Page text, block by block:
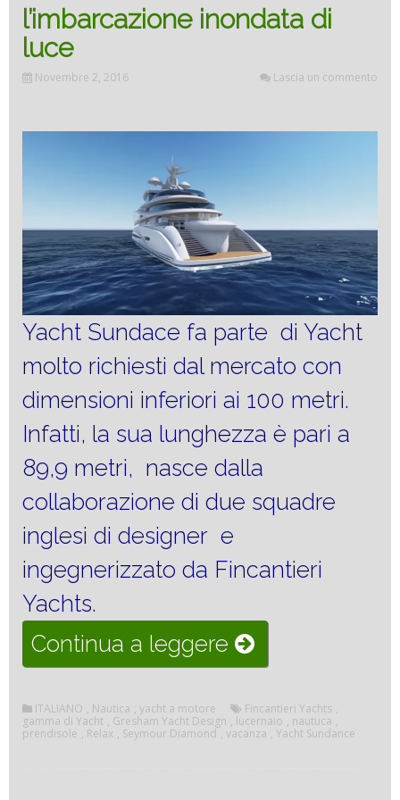
l’imbarcazione inondata di
luce
Novembre 2, 2016 Lascia un commento
Yacht Sundace fa parte di Yacht
molto richiesti dal mercato con
dimensioni inferiori ai 100 metri.
Infatti, la sua lunghezza è pari a
89,9 metri, nasce dalla
collaborazione di due squadre
inglesi di designer e
ingegnerizzato da Fincantieri
Yachts.
Continua a leggere “Yacht
Sundance
l’imbarcazione
inondata
ITALIANO , Nautica , yacht a motore Fincantieri Yachts ,
gamma di Yacht , Gresham Yacht Design , lucernaio , nautuca ,
prendisole , Relax , Seymour Diamond , vacanza , Yacht Sundance